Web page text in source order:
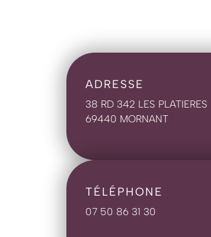
ADRESSE
38 RD 342 LES PLATIERES
69440 MORNANT
TÉLÉPHONE
07 50 86 31 30